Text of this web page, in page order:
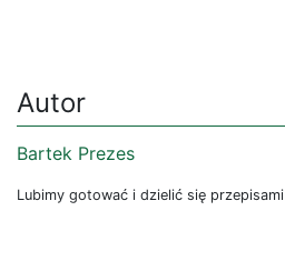
Autor
Bartek Prezes
Lubimy gotować i dzielić się przepisami